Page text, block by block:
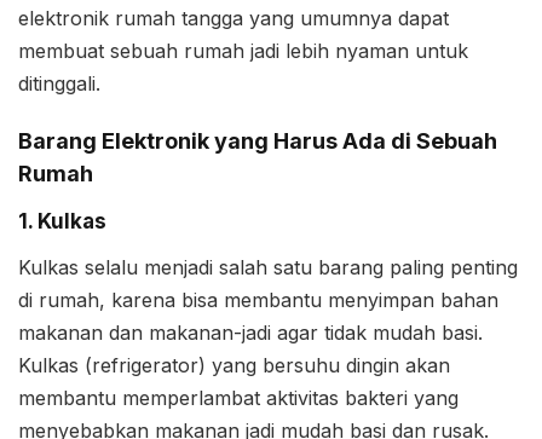
elektronik rumah tangga yang umumnya dapat
membuat sebuah rumah jadi lebih nyaman untuk
ditinggali.
Barang Elektronik yang Harus Ada di Sebuah
Rumah
1. Kulkas
Kulkas selalu menjadi salah satu barang paling penting
di rumah, karena bisa membantu menyimpan bahan
makanan dan makanan-jadi agar tidak mudah basi.
Kulkas (refrigerator) yang bersuhu dingin akan
membantu memperlambat aktivitas bakteri yang
menyebabkan makanan jadi mudah basi dan rusak.